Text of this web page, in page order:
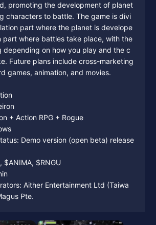
promoting the development of planet
characters to battle. The game is divi
part where the planet is develope
part where battles take place, with the
depending on how you play and the c
Future plans include cross-marketing
games, animation, and movies.
+ Action RPG + Rogue
Demo version (open beta) release
$ANIMA, $RNGU
Aither Entertainment Ltd (Taiwa
Pte.